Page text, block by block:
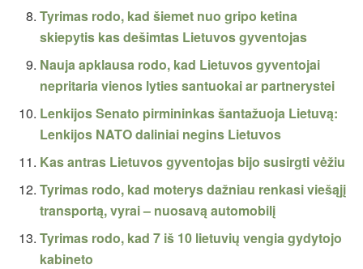
Tyrimas rodo, kad šiemet nuo gripo ketina
skiepytis kas dešimtas Lietuvos gyventojas
Nauja apklausa rodo, kad Lietuvos gyventojai
nepritaria vienos lyties santuokai ar partnerystei
Lenkijos Senato pirmininkas šantažuoja Lietuvą:
Lenkijos NATO daliniai negins Lietuvos
Kas antras Lietuvos gyventojas bijo susirgti vėžiu
Tyrimas rodo, kad moterys dažniau renkasi viešąjį
transportą, vyrai – nuosavą automobilį
Tyrimas rodo, kad 7 iš 10 lietuvių vengia gydytojo
kabineto